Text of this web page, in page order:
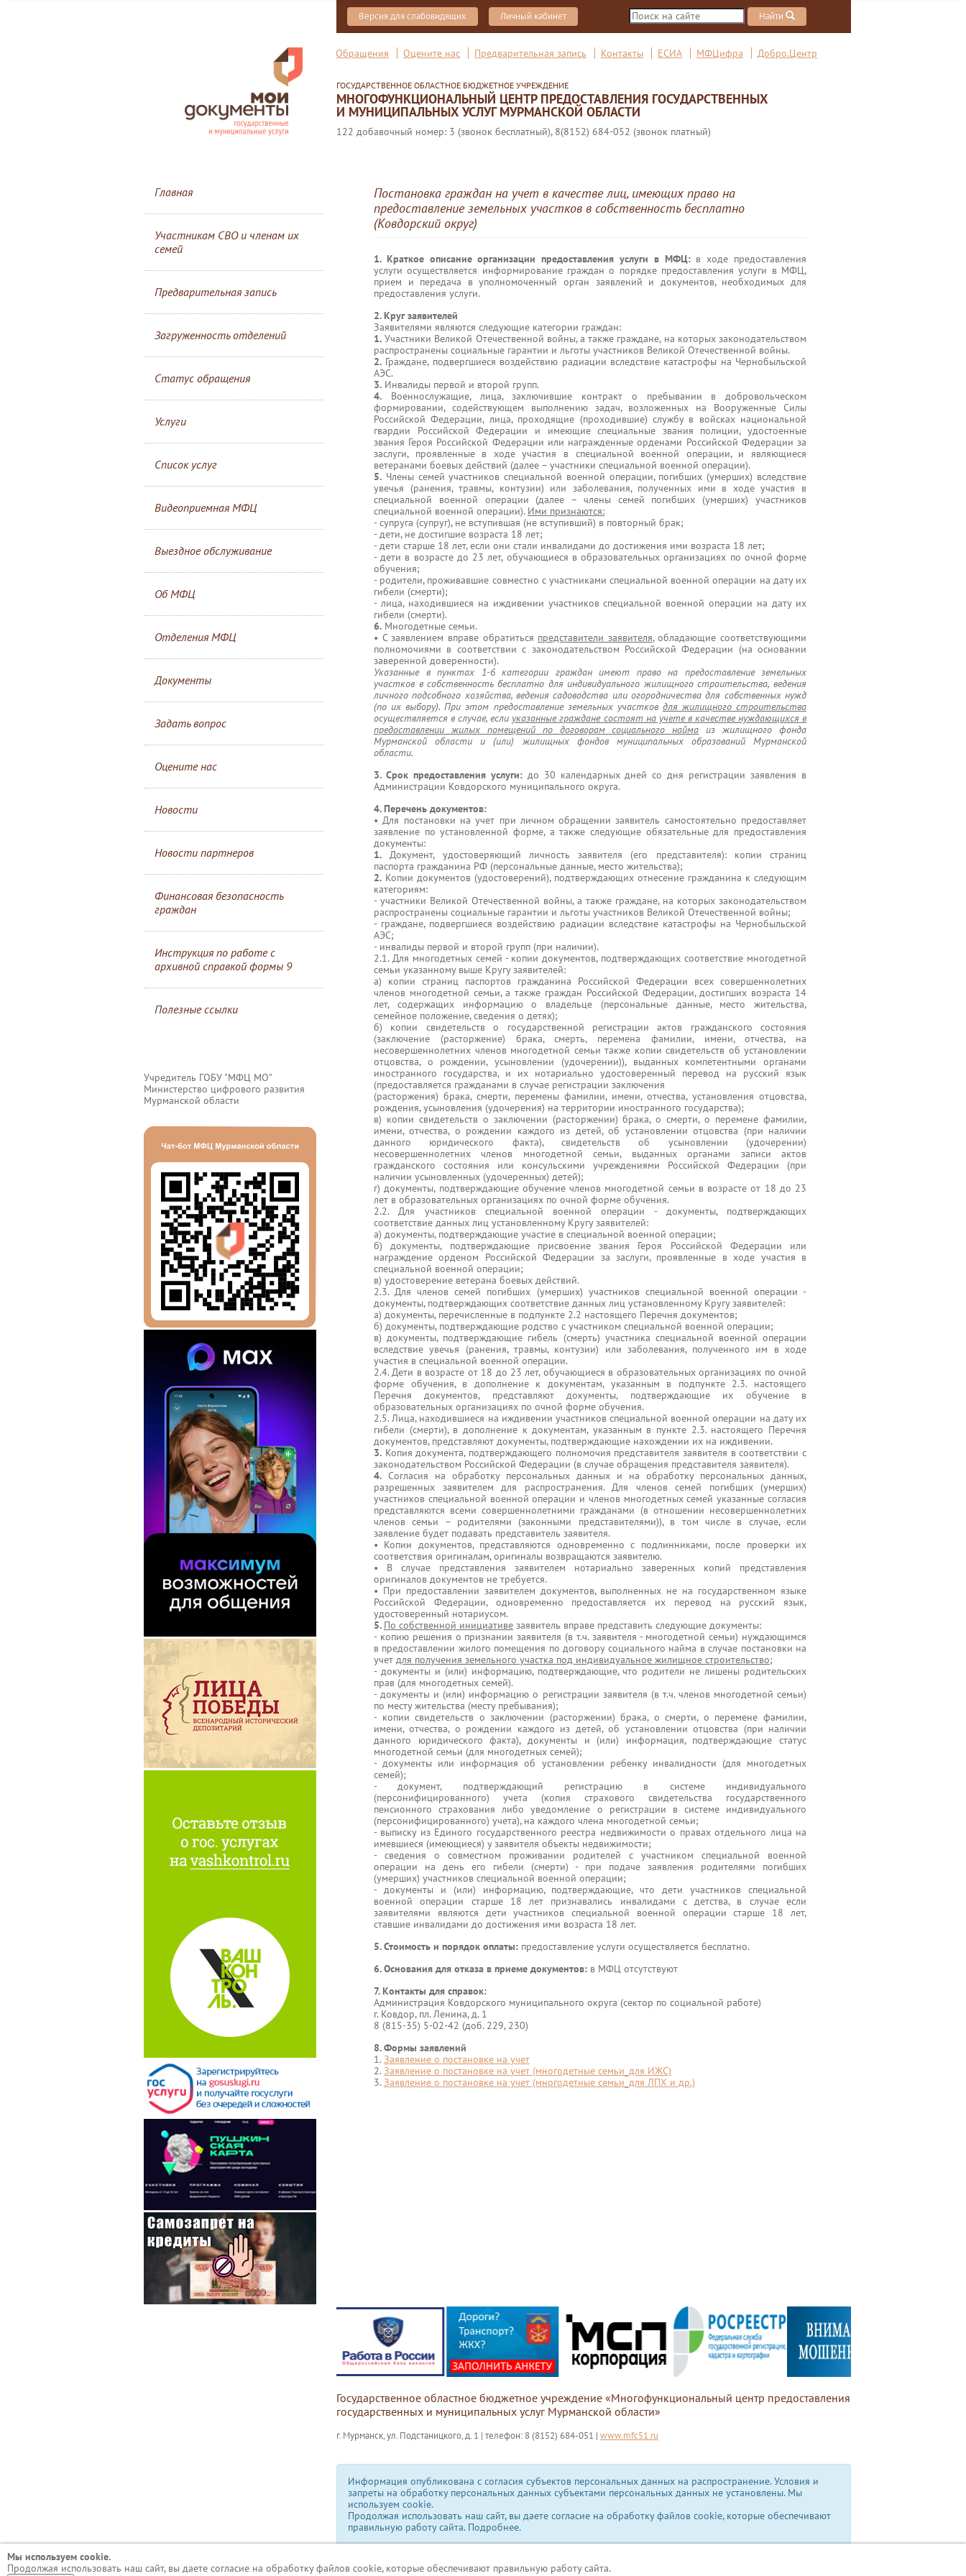
Версия для слабовидящих Личный кабинет Найти
Обращения Оцените нас Предварительная запись Контакты ЕСИА МФЦифра Добро.Центр
ГОСУДАРСТВЕННОЕ ОБЛАСТНОЕ БЮДЖЕТНОЕ УЧРЕЖДЕНИЕ
МНОГОФУНКЦИОНАЛЬНЫЙ ЦЕНТР ПРЕДОСТАВЛЕНИЯ ГОСУДАРСТВЕННЫХ
И МУНИЦИПАЛЬНЫХ УСЛУГ МУРМАНСКОЙ ОБЛАСТИ
122 добавочный номер: 3 (звонок бесплатный), 8(8152) 684-052 (звонок платный)
Главная
Участникам СВО и членам их
семей
Предварительная запись
Загруженность отделений
Статус обращения
Услуги
Список услуг
Видеоприемная МФЦ
Выездное обслуживание
Об МФЦ
Отделения МФЦ
Документы
Задать вопрос
Оцените нас
Новости
Новости партнеров
Финансовая безопасность
граждан
Инструкция по работе с
архивной справкой формы 9
Полезные ссылки
Учредитель ГОБУ "МФЦ МО"
Министерство цифрового развития
Мурманской области
Постановка граждан на учет в качестве лиц, имеющих право на
предоставление земельных участков в собственность бесплатно
(Ковдорский округ)
1. Краткое описание организации предоставления услуги в МФЦ:в ходе предоставления
услуги осуществляется информирование граждан о порядке предоставления услуги в МФЦ,
прием и передача в уполномоченный орган заявлений и документов, необходимых для
предоставления услуги.
2. Круг заявителей
Заявителями являются следующие категории граждан:
1. Участники Великой Отечественной войны, а также граждане, на которых законодательством
распространены социальные гарантии и льготы участников Великой Отечественной войны.
2. Граждане, подвергшиеся воздействию радиации вследствие катастрофы на Чернобыльской
АЭС.
3. Инвалиды первой и второй групп.
4. Военнослужащие, лица, заключившие контракт о пребывании в добровольческом
формировании, содействующем выполнению задач, возложенных на Вооруженные Силы
Российской Федерации, лица, проходящие (проходившие) службу в войсках национальной
гвардии Российской Федерации и имеющие специальные звания полиции, удостоенные
звания Героя Российской Федерации или награжденные орденами Российской Федерации за
заслуги, проявленные в ходе участия в специальной военной операции, и являющиеся
ветеранами боевых действий (далее – участники специальной военной операции).
5. Члены семей участников специальной военной операции, погибших (умерших) вследствие
увечья (ранения, травмы, контузии) или заболевания, полученных ими в ходе участия в
специальной военной операции (далее – члены семей погибших (умерших) участников
специальной военной операции). Ими признаются:
- супруга (супруг), не вступившая (не вступивший) в повторный брак;
- дети, не достигшие возраста 18 лет;
- дети старше 18 лет, если они стали инвалидами до достижения ими возраста 18 лет;
- дети в возрасте до 23 лет, обучающиеся в образовательных организациях по очной форме
обучения;
- родители, проживавшие совместно с участниками специальной военной операции на дату их
гибели (смерти);
- лица, находившиеся на иждивении участников специальной военной операции на дату их
гибели (смерти).
6. Многодетные семьи.
• С заявлением вправе обратиться представители заявителя, обладающие соответствующими
полномочиями в соответствии с законодательством Российской Федерации (на основании
заверенной доверенности).
Указанные в пунктах 1-6 категории граждан имеют право на предоставление земельных
участков в собственность бесплатно для индивидуального жилищного строительства, ведения
личного подсобного хозяйства, ведения садоводства или огородничества для собственных нужд
(по их выбору). При этом предоставление земельных участков для жилищного строительства
осуществляется в случае, если указанные граждане состоят на учете в качестве нуждающихся в
предоставлении жилых помещений по договорам социального найма из жилищного фонда
Мурманской области и (или) жилищных фондов муниципальных образований Мурманской
области.
3. Срок предоставления услуги:до 30 календарных дней со дня регистрации заявления в
Администрации Ковдорского муниципального округа.
4. Перечень документов:
• Для постановки на учет при личном обращении заявитель самостоятельно предоставляет
заявление по установленной форме, а также следующие обязательные для предоставления
документы:
1. Документ, удостоверяющий личность заявителя (его представителя): копии страниц
паспорта гражданина РФ (персональные данные, место жительства);
2. Копии документов (удостоверений), подтверждающих отнесение гражданина к следующим
категориям:
- участники Великой Отечественной войны, а также граждане, на которых законодательством
распространены социальные гарантии и льготы участников Великой Отечественной войны;
- граждане, подвергшиеся воздействию радиации вследствие катастрофы на Чернобыльской
АЭС;
- инвалиды первой и второй групп (при наличии).
2.1. Для многодетных семей - копии документов, подтверждающих соответствие многодетной
семьи указанному выше Кругу заявителей:
а) копии страниц паспортов гражданина Российской Федерации всех совершеннолетних
членов многодетной семьи, а также граждан Российской Федерации, достигших возраста 14
лет, содержащих информацию о владельце (персональные данные, место жительства,
семейное положение, сведения о детях);
б) копии свидетельств о государственной регистрации актов гражданского состояния
(заключение (расторжение) брака, смерть, перемена фамилии, имени, отчества, на
несовершеннолетних членов многодетной семьи также копии свидетельств об установлении
отцовства, о рождении, усыновлении (удочерении)), выданных компетентными органами
иностранного государства, и их нотариально удостоверенный перевод на русский язык
(предоставляется гражданами в случае регистрации заключения
(расторжения) брака, смерти, перемены фамилии, имени, отчества, установления отцовства,
рождения, усыновления (удочерения) на территории иностранного государства);
в) копии свидетельств о заключении (расторжении) брака, о смерти, о перемене фамилии,
имени, отчества, о рождении каждого из детей, об установлении отцовства (при наличии
данного юридического факта), свидетельств об усыновлении (удочерении)
несовершеннолетних членов многодетной семьи, выданных органами записи актов
гражданского состояния или консульскими учреждениями Российской Федерации (при
наличии усыновленных (удочеренных) детей);
г) документы, подтверждающие обучение членов многодетной семьи в возрасте от 18 до 23
лет в образовательных организациях по очной форме обучения.
2.2. Для участников специальной военной операции - документы, подтверждающих
соответствие данных лиц установленному Кругу заявителей:
а) документы, подтверждающие участие в специальной военной операции;
б) документы, подтверждающие присвоение звания Героя Российской Федерации или
награждение орденом Российской Федерации за заслуги, проявленные в ходе участия в
специальной военной операции;
в) удостоверение ветерана боевых действий.
2.3. Для членов семей погибших (умерших) участников специальной военной операции -
документы, подтверждающих соответствие данных лиц установленному Кругу заявителей:
а) документы, перечисленные в подпункте 2.2 настоящего Перечня документов;
б) документы, подтверждающие родство с участником специальной военной операции;
в) документы, подтверждающие гибель (смерть) участника специальной военной операции
вследствие увечья (ранения, травмы, контузии) или заболевания, полученного им в ходе
участия в специальной военной операции.
2.4. Дети в возрасте от 18 до 23 лет, обучающиеся в образовательных организациях по очной
форме обучения, в дополнение к документам, указанным в подпункте 2.3. настоящего
Перечня документов, представляют документы, подтверждающие их обучение в
образовательных организациях по очной форме обучения.
2.5. Лица, находившиеся на иждивении участников специальной военной операции на дату их
гибели (смерти), в дополнение к документам, указанным в пункте 2.3. настоящего Перечня
документов, представляют документы, подтверждающие нахождении их на иждивении.
3. Копия документа, подтверждающего полномочия представителя заявителя в соответствии с
законодательством Российской Федерации (в случае обращения представителя заявителя).
4. Согласия на обработку персональных данных и на обработку персональных данных,
разрешенных заявителем для распространения. Для членов семей погибших (умерших)
участников специальной военной операции и членов многодетных семей указанные согласия
представляются всеми совершеннолетними гражданами (в отношении несовершеннолетних
членов семьи – родителями (законными представителями)), в том числе в случае, если
заявление будет подавать представитель заявителя.
• Копии документов, представляются одновременно с подлинниками, после проверки их
соответствия оригиналам, оригиналы возвращаются заявителю.
• В случае представления заявителем нотариально заверенных копий представления
оригиналов документов не требуется.
• При предоставлении заявителем документов, выполненных не на государственном языке
Российской Федерации, одновременно предоставляется их перевод на русский язык,
удостоверенный нотариусом.
5. По собственной инициативе заявитель вправе представить следующие документы:
- копию решения о признании заявителя (в т.ч. заявителя - многодетной семьи) нуждающимся
в предоставлении жилого помещения по договору социального найма в случае постановки на
учет для получения земельного участка под индивидуальное жилищное строительство;
- документы и (или) информацию, подтверждающие, что родители не лишены родительских
прав (для многодетных семей).
- документы и (или) информацию о регистрации заявителя (в т.ч. членов многодетной семьи)
по месту жительства (месту пребывания);
- копии свидетельств о заключении (расторжении) брака, о смерти, о перемене фамилии,
имени, отчества, о рождении каждого из детей, об установлении отцовства (при наличии
данного юридического факта), документы и (или) информация, подтверждающие статус
многодетной семьи (для многодетных семей);
- документы или информация об установлении ребенку инвалидности (для многодетных
семей);
- документ, подтверждающий регистрацию в системе индивидуального
(персонифицированного) учета (копия страхового свидетельства государственного
пенсионного страхования либо уведомление о регистрации в системе индивидуального
(персонифицированного) учета), на каждого члена многодетной семьи;
- выписку из Единого государственного реестра недвижимости о правах отдельного лица на
имевшиеся (имеющиеся) у заявителя объекты недвижимости;
- сведения о совместном проживании родителей с участником специальной военной
операции на день его гибели (смерти) - при подаче заявления родителями погибших
(умерших) участников специальной военной операции;
- документы и (или) информацию, подтверждающие, что дети участников специальной
военной операции старше 18 лет признавались инвалидами с детства, в случае если
заявителями являются дети участников специальной военной операции старше 18 лет,
ставшие инвалидами до достижения ими возраста 18 лет.
5. Стоимость и порядок оплаты: предоставление услуги осуществляется бесплатно.
6. Основания для отказа в приеме документов: в МФЦ отсутствуют
7. Контакты для справок:
Администрация Ковдорского муниципального округа (сектор по социальной работе)
г. Ковдор, пл. Ленина, д. 1
8 (815-35) 5-02-42 (доб. 229, 230)
8. Формы заявлений
1. Заявление о постановке на учет
2. Заявление о постановке на учет (многодетные семьи_для ИЖС)
3. Заявление о постановке на учет (многодетные семьи_для ЛПХ и др.)
Государственное областное бюджетное учреждение «Многофункциональный центр предоставления
государственных и муниципальных услуг Мурманской области»
г. Мурманск, ул. Подстаницкого, д. 1 | телефон: 8 (8152) 684-051 | www.mfc51.ru
Информация опубликована с согласия субъектов персональных данных на распространение. Условия и
запреты на обработку персональных данных субъектами персональных данных не установлены. Мы
используем сookie.
Продолжая использовать наш сайт, вы даете согласие на обработку файлов cookie, которые обеспечивают
правильную работу сайта. Подробнее.
Мы используем сookie.
Продолжая использовать наш сайт, вы даете согласие на обработку файлов cookie, которые обеспечивают правильную работу сайта.